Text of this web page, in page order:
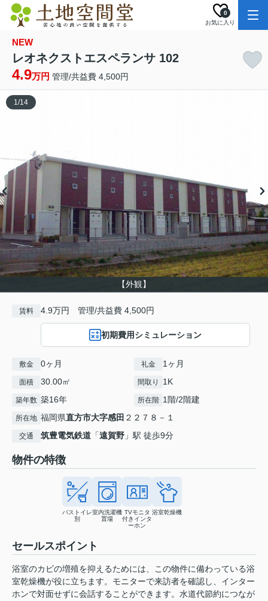
お気に入り
0
NEW
レオネクストエスペランサ 102
4.9万円 管理/共益費 4,500円
【外観】
1/14
賃料 4.9万円 管理/共益費 4,500円
初期費用シミュレーション
敷金 0ヶ月 礼金 1ヶ月
面積 30.00㎡ 間取り 1K
築年数 築16年 所在階 1階/2階建
所在地 福岡県直方市大字感田 ２２７８－１
交通 筑豊電気鉄道 「遠賀野 」駅 徒歩9分
物件の特徴
バストイレ
別
室内洗濯機
置場
TVモニタ
付きインタ
ーホン
浴室乾燥機
セールスポイント
浴室のカビの増殖を抑えるためには、この物件に備わっている浴
室乾燥機が役に立ちます。モニターで来訪者を確認し、インター
ホンで対面せずに会話することができます。水道代節約につなが